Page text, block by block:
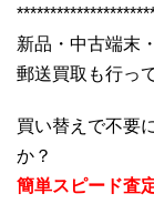
新品・中古端末
郵送買取も行っ
買い替えで不要
か？
簡単スピード査